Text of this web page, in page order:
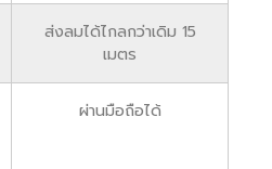
ส่งลมได้ไกลกว่าเดิม 15
เมตร
ผ่านมือถือได้